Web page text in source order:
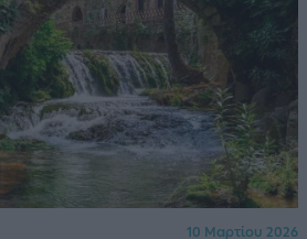
10 Μαρτίου 2026